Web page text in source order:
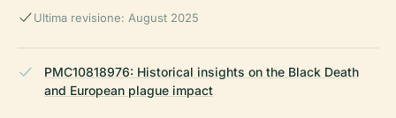
Ultima revisione: August 2025
PMC10818976: Historical insights on the Black Death
and European plague impact